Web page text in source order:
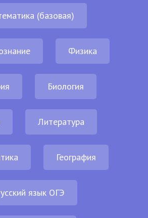
(базовая)
Физика
Биология
Литература
География
язык ОГЭ